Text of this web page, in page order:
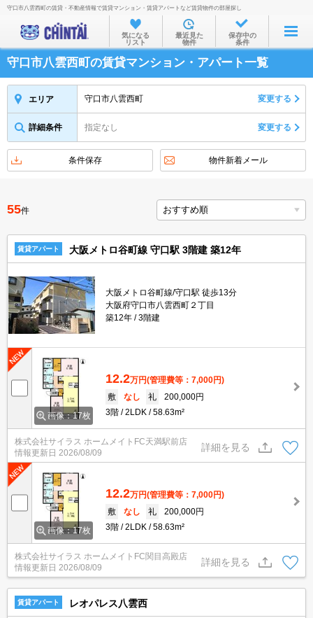
お部屋を探す
沿線・駅から
住所から
物件特集から
不動産会社から
TOP
守口市八雲西町の賃貸・不動産情報で賃貸マンション・賃貸アパートなど賃貸物件の部屋探し
気になる
リスト
最近見た
物件
保存中の
条件
守口市八雲西町の賃貸マンション・アパート一覧
エリア 守口市八雲西町 変更する
詳細条件 指定なし 変更する
条件保存 物件新着メール
55件
賃貸アパート 大阪メトロ谷町線 守口駅 3階建 築12年
大阪メトロ谷町線/守口駅 徒歩13分
大阪府守口市八雲西町２丁目
築12年
3階建
画像：17枚
12.2万円(管理費等：7,000円)
敷
なし 礼
200,000円
3階
2LDK 58.63m²
株式会社サイラス ホームメイトFC天満駅前店
情報更新日 2026/08/09
詳細を見る
画像：17枚
12.2万円(管理費等：7,000円)
敷
なし 礼
200,000円
3階
2LDK 58.63m²
株式会社サイラス ホームメイトFC関目高殿店
情報更新日 2026/08/09
詳細を見る
賃貸アパート レオパレス八雲西